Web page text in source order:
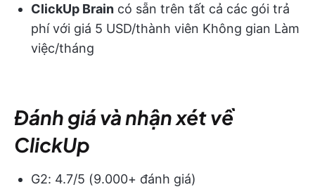
ClickUp Brain có sẵn trên tất cả các gói trả
phí với giá 5 USD/thành viên Không gian Làm
việc/tháng
Đánh giá và nhận xét về
ClickUp
G2: 4.7/5 (9.000+ đánh giá)